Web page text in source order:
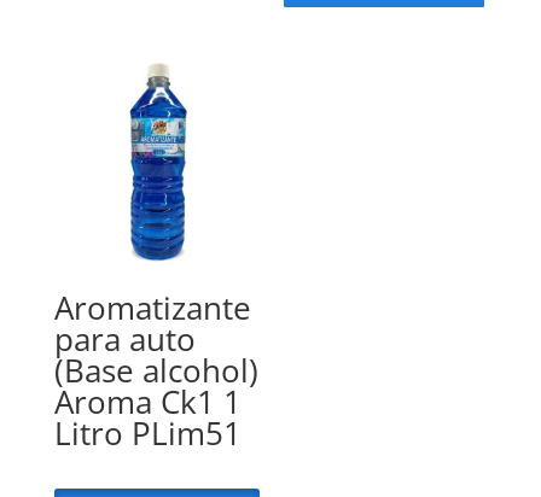
Aromatizante
para auto
(Base alcohol)
Aroma Ck1 1
Litro PLim51